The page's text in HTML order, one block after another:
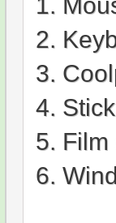
2.
3.
4.
5. Film
6.